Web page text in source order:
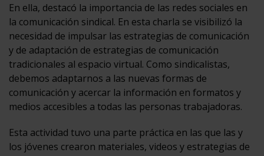
En ella, destacó la importancia de las redes sociales en
la comunicación sindical. En esta charla se visibilizó la
necesidad de impulsar las estrategias de comunicación
y de adaptación de estrategias de comunicación
tradicionales al espacio virtual. Como sindicalistas,
debemos adaptarnos a las nuevas formas de
comunicación y acercar la información en formatos y
medios accesibles a todas las personas trabajadoras.
Esta actividad tuvo una parte práctica en las que las y
los jóvenes crearon materiales, videos y estrategias de